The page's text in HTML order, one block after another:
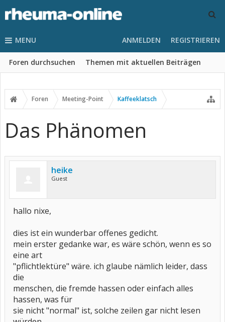
MENU
Foren durchsuchen Themen mit aktuellen Beiträgen
ANMELDEN REGISTRIEREN
Foren Meeting-Point Kaffeeklatsch
Das Phänomen
heike
Guest
hallo nixe,
dies ist ein wunderbar offenes gedicht.
mein erster gedanke war, es wäre schön, wenn es so
eine art
"pflichtlektüre" wäre. ich glaube nämlich leider, dass
die
menschen, die fremde hassen oder einfach alles
hassen, was für
sie nicht "normal" ist, solche zeilen gar nicht lesen